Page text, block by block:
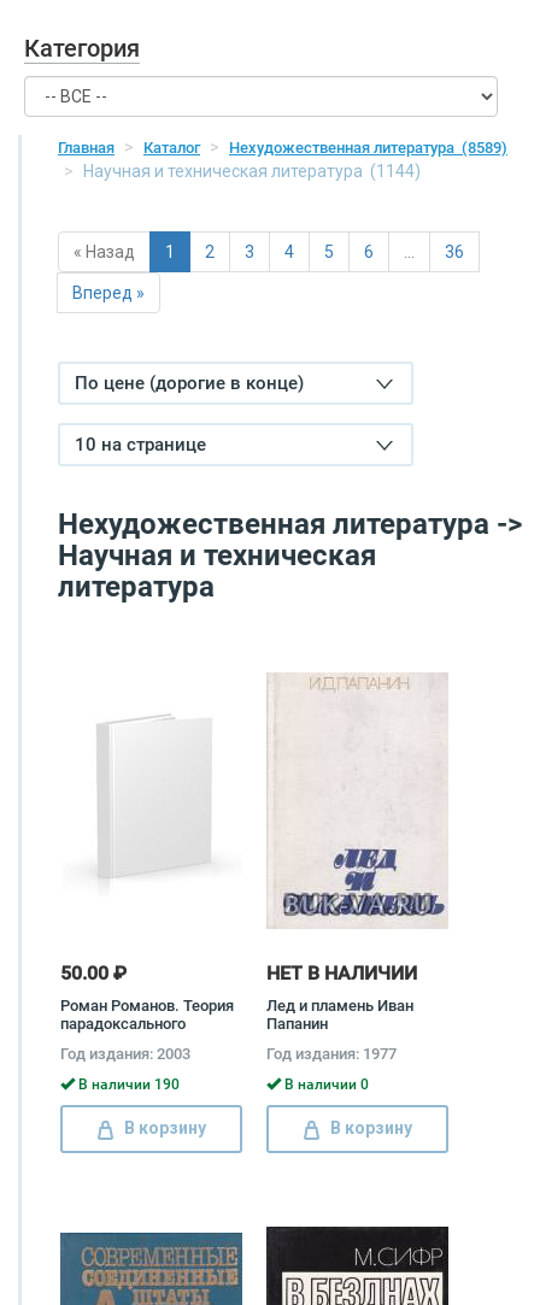
Категория
Главная Каталог Нехудожественная литература (8589)
Научная и техническая литература (1144)
« Назад 1 2 3 4 5 6 … 36
Вперед »
По цене (дорогие в конце)
10 на странице
Нехудожественная литература ->
Научная и техническая
литература
50.00 ₽
Роман Романов. Теория
парадоксального
Романов
Год издания: 2003
В наличии 190
В корзину
НЕТ В НАЛИЧИИ
Лед и пламень Иван
Папанин
Год издания: 1977
В наличии 0
В корзину